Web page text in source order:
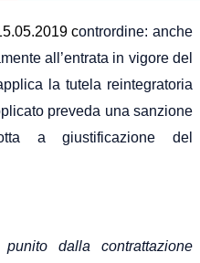
contrordine: anche
all’entrata in vigore del
la tutela reintegratoria
preveda una sanzione
a giustificazione del
dalla contrattazione